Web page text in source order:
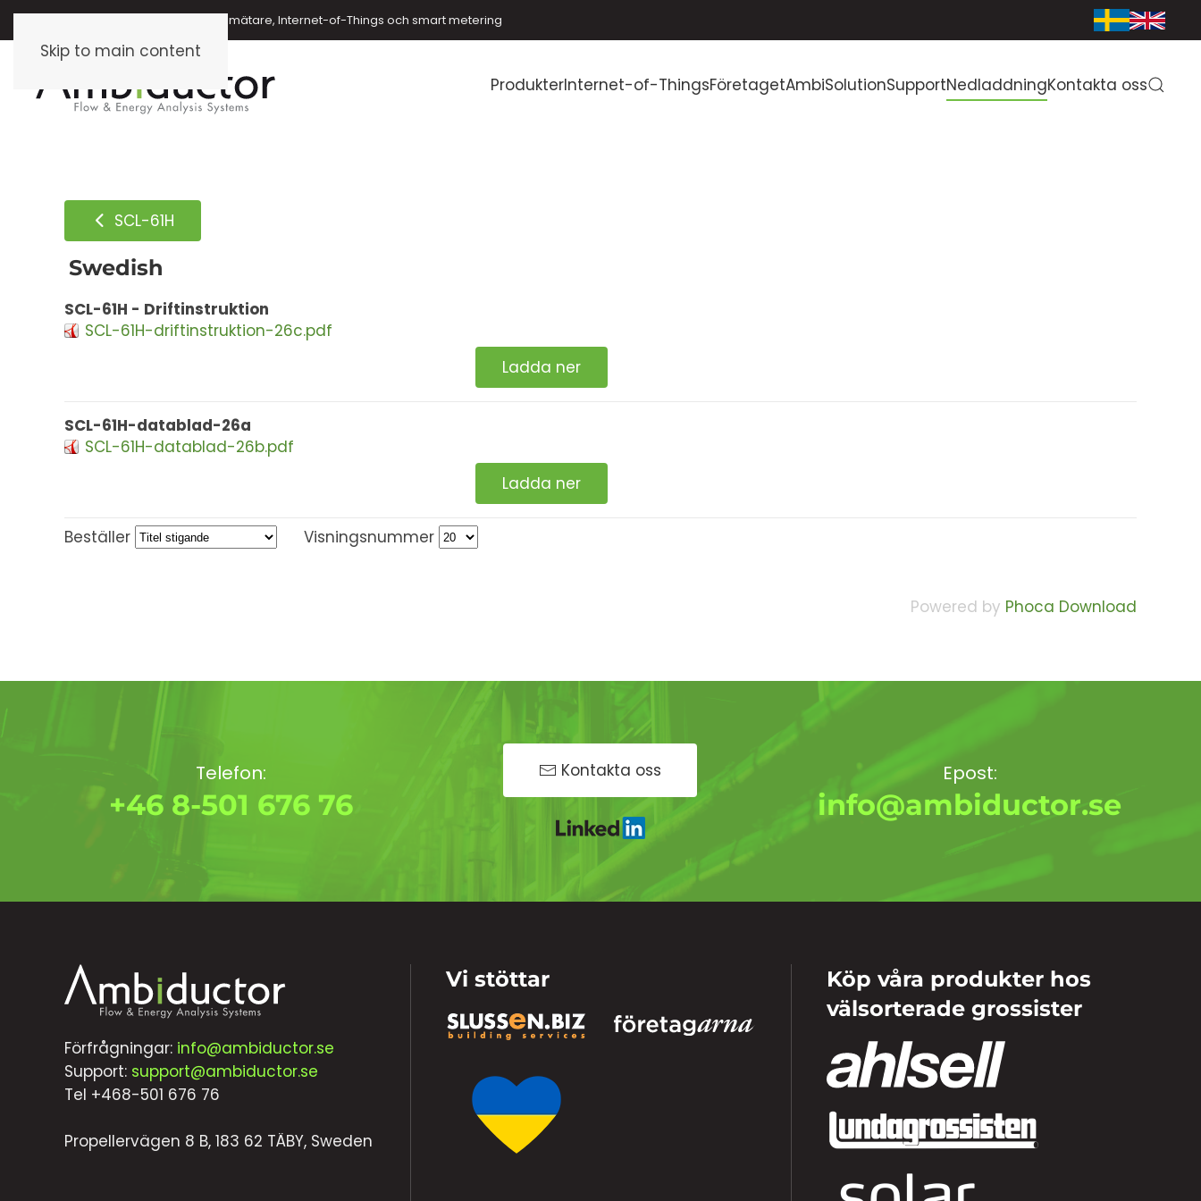
Skip to main content
Energimätare, vattenmätare, oljemätare, Internet-of-Things och smart metering
ProdukterInternet-of-ThingsFöretagetAmbiSolutionSupportNedladdningKontakta oss
SCL-61H
Swedish
SCL-61H - Driftinstruktion
SCL-61H-driftinstruktion-26c.pdf
Ladda ner
SCL-61H-datablad-26a
SCL-61H-datablad-26b.pdf
Ladda ner
Beställer Visningsnummer
Powered by Phoca Download
Telefon:
+46 8-501 676 76
Kontakta oss Epost:
info@ambiductor.se
Förfrågningar: info@ambiductor.se
Support: support@ambiductor.se
Tel +468-501 676 76
Propellervägen 8 B, 183 62 TÄBY, Sweden
Vi stöttar
Köp våra produkter hos
välsorterade grossister